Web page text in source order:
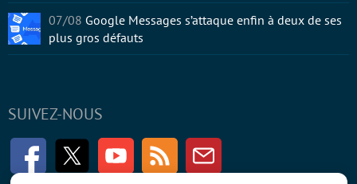
SUIVEZ-NOUS
FacebookTwitter Youtube RSS Newsletter
07/08 Google Messages s’attaque enfin à deux de ses
plus gros défauts